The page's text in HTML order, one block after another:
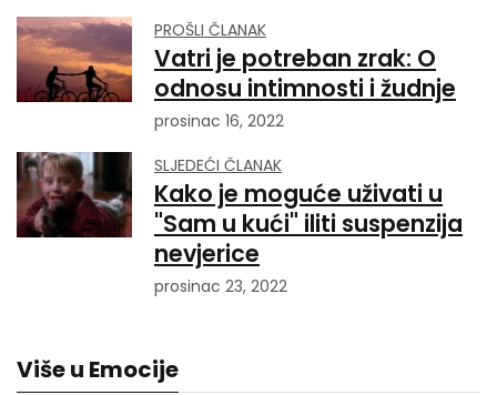
PROŠLI ČLANAK
Vatri je potreban zrak: O
odnosu intimnosti i žudnje
prosinac 16, 2022
SLJEDEĆI ČLANAK
Kako je moguće uživati u
"Sam u kući" iliti suspenzija
nevjerice
prosinac 23, 2022
Više u Emocije